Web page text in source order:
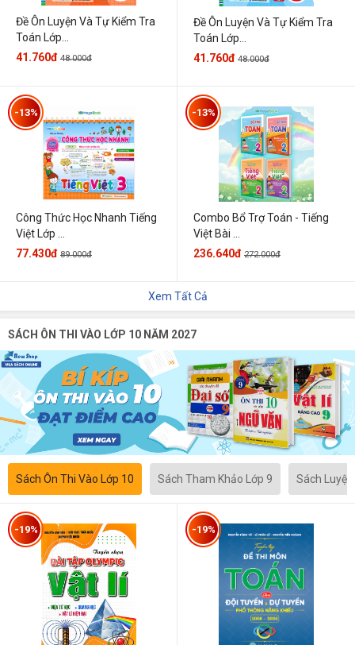
Đề Ôn Luyện Và Tự Kiểm Tra
Toán Lớp...
41.760đ 48.000đ
Đề Ôn Luyện Và Tự Kiểm Tra
Toán Lớp...
41.760đ 48.000đ
Công Thức Học Nhanh Tiếng
Việt Lớp ...
-13%
77.430đ 89.000đ
Combo Bổ Trợ Toán - Tiếng
Việt Bài ...
-13%
236.640đ 272.000đ
Xem Tất Cả
SÁCH ÔN THI VÀO LỚP 10 NĂM 2027
Sách Ôn Thi Vào Lớp 10 Sách Tham Khảo Lớp 9 Sách
-19% -19%